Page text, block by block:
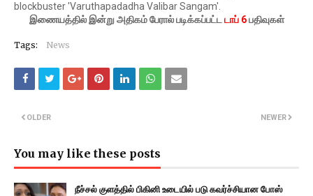
blockbuster 'Varuthapadadha Valibar Sangam'.
இணையத்தில் இன்று அதிகம் பேரால் படிக்கப்பட்ட டாப் 6பதிவுகள்
Tags: News
NEWER
OLDER
You may like these posts
நீச்சல் குளத்தில் பிகினி உடையில் படு கவர்ச்சியான போஸ்